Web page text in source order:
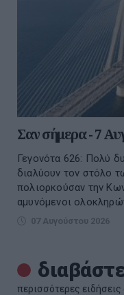
Σαν σήμερα - 7
Γεγονότα 626: Πολύ
διαλύουν τον στόλο
πολιορκούσαν την
αμυνόμενοι
07 Αυγούστου 2026
περισσότερες